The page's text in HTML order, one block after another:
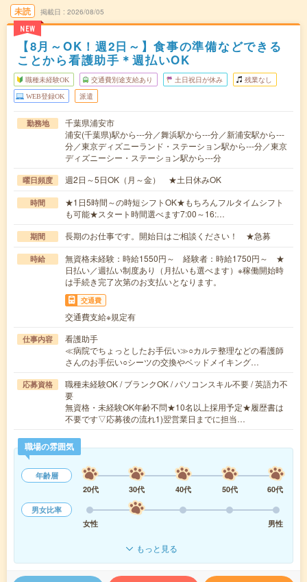
未読
NEW
掲載日 2026/08/05
【8月～OK！週2日～】食事の準備などできる
ことから看護助手＊週払いOK
職種未経験OK 交通費別途支給あり 土日祝日が休み 残業なし
WEB登録OK 派遣
勤務地
千葉県浦安市
浦安(千葉県)駅から---分／舞浜駅から---分／新浦安駅から---
分／東京ディズニーランド・ステーション駅から---分／東京
ディズニーシー・ステーション駅から---分
曜日頻度 週2日～5日OK（月～金） ★土日休みOK
時間
★1日5時間～の時短シフトOK★もちろんフルタイムシフト
も可能★スタート時間選べます7:00～16:…
期間 長期のお仕事です。開始日はご相談ください！ ★急募
時給
無資格未経験：時給1550円～ 経験者：時給1750円～ ★
日払い／週払い制度あり（月払いも選べます）※稼働開始時
は手続き完了次第のお支払いとなります。
交通費
交通費支給※規定有
仕事内容
看護助手
≪病院でちょっとしたお手伝い≫○カルテ整理などの看護師
さんのお手伝い○シーツの交換やベッドメイキング…
応募資格
職種未経験OK / ブランクOK / パソコンスキル不要 / 英語力不
要
無資格・未経験OK年齢不問★10名以上採用予定★履歴書は
不要です▽応募後の流れ1)翌営業日までに担当…
職場の雰囲気
年齢層
20代
30代 40代 50代
60代
男女比率
女性
男性
もっと見る